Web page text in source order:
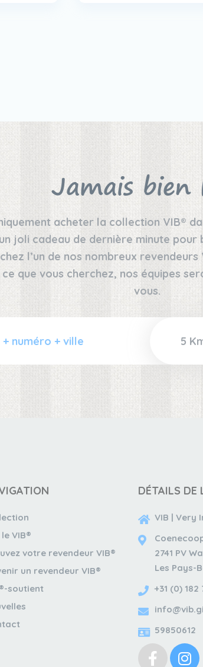
Jamais bien
acheter la collection VIB®
joli cadeau de dernière minute
l’un de nos nombreux revendeurs
que vous cherchez, nos équipes
vous.
VIB®
votre revendeur VIB®
un revendeur VIB®
soutient
DÉTAILS DE
VIB | Very
2741 PV
Les Pays-
+31 (0) 182
59850612